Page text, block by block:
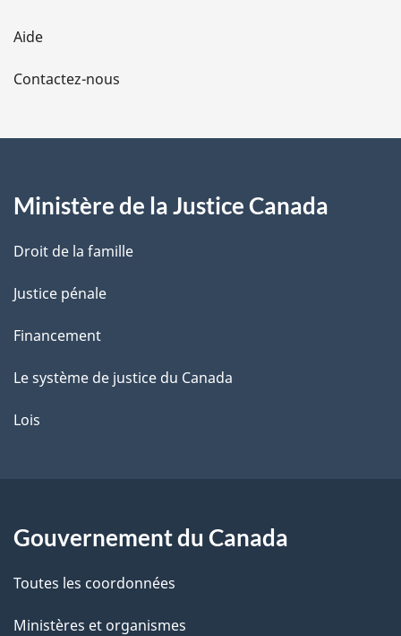
l
a
e
Aide
Contactez-nous
Ministère de la Justice Canada
Droit de la famille
Justice pénale
Financement
Le système de justice du Canada
Lois
Gouvernement du Canada
Toutes les coordonnées
Ministères et organismes